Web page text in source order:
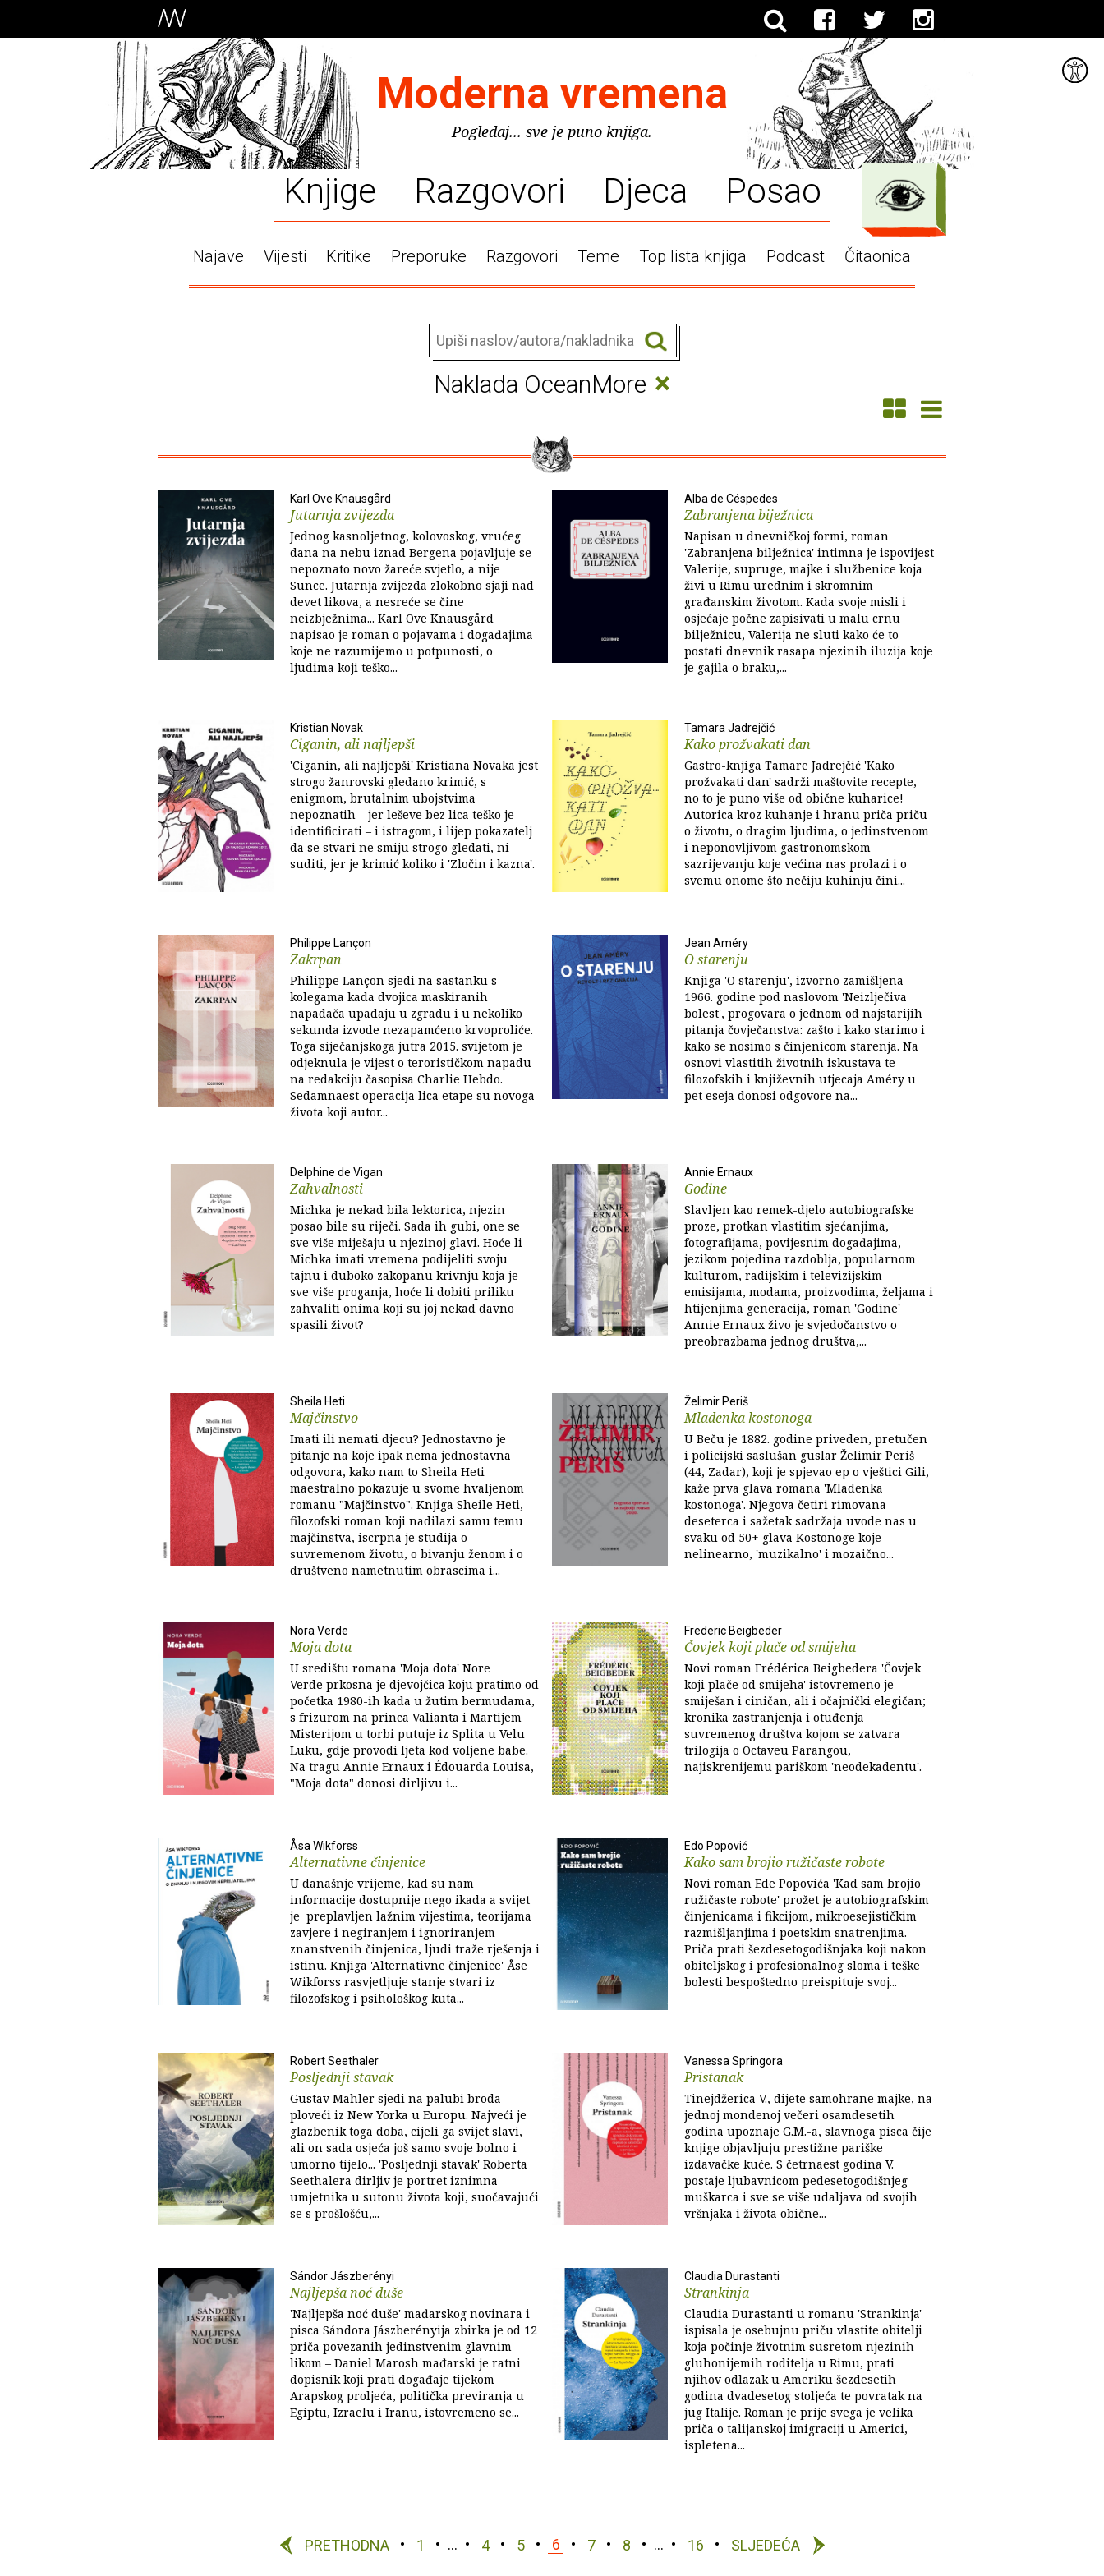
Moderna vremena
Pogledaj... sve je puno knjiga.
Knjige Razgovori Djeca Posao
Najave Vijesti Kritike Preporuke Razgovori Teme Top lista knjiga Podcast Čitaonica
Naklada OceanMore ×
Karl Ove Knausgård
Jutarnja zvijezda
Jednog kasnoljetnog, kolovoskog, vrućeg
dana na nebu iznad Bergena pojavljuje se
nepoznato novo žareće svjetlo, a nije
Sunce. Jutarnja zvijezda zlokobno sjaji nad
devet likova, a nesreće se čine
neizbježnima... Karl Ove Knausgård
napisao je roman o pojavama i događajima
koje ne razumijemo u potpunosti, o
ljudima koji teško...
Alba de Céspedes
Zabranjena biježnica
Napisan u dnevničkoj formi, roman
'Zabranjena bilježnica' intimna je ispovijest
Valerije, supruge, majke i službenice koja
živi u Rimu urednim i skromnim
građanskim životom. Kada svoje misli i
osjećaje počne zapisivati u malu crnu
bilježnicu, Valerija ne sluti kako će to
postati dnevnik rasapa njezinih iluzija koje
je gajila o braku,...
Kristian Novak
Ciganin, ali najljepši
'Ciganin, ali najljepši' Kristiana Novaka jest
strogo žanrovski gledano krimić, s
enigmom, brutalnim ubojstvima
nepoznatih – jer leševe bez lica teško je
identificirati – i istragom, i lijep pokazatelj
da se stvari ne smiju strogo gledati, ni
suditi, jer je krimić koliko i 'Zločin i kazna'.
Tamara Jadrejčić
Kako prožvakati dan
Gastro-knjiga Tamare Jadrejčić 'Kako
prožvakati dan' sadrži maštovite recepte,
no to je puno više od obične kuharice!
Autorica kroz kuhanje i hranu priča priču
o životu, o dragim ljudima, o jedinstvenom
i neponovljivom gastronomskom
sazrijevanju koje većina nas prolazi i o
svemu onome što nečiju kuhinju čini...
Philippe Lançon
Zakrpan
Philippe Lançon sjedi na sastanku s
kolegama kada dvojica maskiranih
napadača upadaju u zgradu i u nekoliko
sekunda izvode nezapamćeno krvoproliće.
Toga siječanjskoga jutra 2015. svijetom je
odjeknula je vijest o terorističkom napadu
na redakciju časopisa Charlie Hebdo.
Sedamnaest operacija lica etape su novoga
života koji autor...
Jean Améry
O starenju
Knjiga 'O starenju', izvorno zamišljena
1966. godine pod naslovom 'Neizlječiva
bolest', progovara o jednom od najstarijih
pitanja čovječanstva: zašto i kako starimo i
kako se nosimo s činjenicom starenja. Na
osnovi vlastitih životnih iskustava te
filozofskih i književnih utjecaja Améry u
pet eseja donosi odgovore na...
Delphine de Vigan
Zahvalnosti
Michka je nekad bila lektorica, njezin
posao bile su riječi. Sada ih gubi, one se
sve više miješaju u njezinoj glavi. Hoće li
Michka imati vremena podijeliti svoju
tajnu i duboko zakopanu krivnju koja je
sve više proganja, hoće li dobiti priliku
zahvaliti onima koji su joj nekad davno
spasili život?
Annie Ernaux
Godine
Slavljen kao remek-djelo autobiografske
proze, protkan vlastitim sjećanjima,
fotografijama, povijesnim događajima,
jezikom pojedina razdoblja, popularnom
kulturom, radijskim i televizijskim
emisijama, modama, proizvodima, željama i
htijenjima generacija, roman 'Godine'
Annie Ernaux živo je svjedočanstvo o
preobrazbama jednog društva,...
Sheila Heti
Majčinstvo
Imati ili nemati djecu? Jednostavno je
pitanje na koje ipak nema jednostavna
odgovora, kako nam to Sheila Heti
maestralno pokazuje u svome hvaljenom
romanu "Majčinstvo". Knjiga Sheile Heti,
filozofski roman koji nadilazi samu temu
majčinstva, iscrpna je studija o
suvremenom životu, o bivanju ženom i o
društveno nametnutim obrascima i...
Želimir Periš
Mladenka kostonoga
U Beču je 1882. godine priveden, pretučen
i policijski saslušan guslar Želimir Periš
(44, Zadar), koji je spjevao ep o vještici Gili,
kaže prva glava romana 'Mladenka
kostonoga'. Njegova četiri rimovana
deseterca i sažetak sadržaja uvode nas u
svaku od 50+ glava Kostonoge koje
nelinearno, 'muzikalno' i mozaično...
Nora Verde
Moja dota
U središtu romana 'Moja dota' Nore
Verde prkosna je djevojčica koju pratimo od
početka 1980-ih kada u žutim bermudama,
s frizurom na princa Valianta i Martijem
Misterijom u torbi putuje iz Splita u Velu
Luku, gdje provodi ljeta kod voljene babe.
Na tragu Annie Ernaux i Édouarda Louisa,
"Moja dota" donosi dirljivu i...
Frederic Beigbeder
Čovjek koji plače od smijeha
Novi roman Frédérica Beigbedera 'Čovjek
koji plače od smijeha' istovremeno je
smiješan i ciničan, ali i očajnički elegičan;
kronika zastranjenja i otuđenja
suvremenog društva kojom se zatvara
trilogija o Octaveu Parangou,
najiskrenijemu pariškom 'neodekadentu'.
Åsa Wikforss
Alternativne činjenice
U današnje vrijeme, kad su nam
informacije dostupnije nego ikada a svijet
je preplavljen lažnim vijestima, teorijama
zavjere i negiranjem i ignoriranjem
znanstvenih činjenica, ljudi traže rješenja i
istinu. Knjiga 'Alternativne činjenice' Åse
Wikforss rasvjetljuje stanje stvari iz
filozofskog i psihološkog kuta...
Edo Popović
Kako sam brojio ružičaste robote
Novi roman Ede Popovića 'Kad sam brojio
ružičaste robote' prožet je autobiografskim
činjenicama i fikcijom, mikroesejističkim
razmišljanjima i poetskim snatrenjima.
Priča prati šezdesetogodišnjaka koji nakon
obiteljskog i profesionalnog sloma i teške
bolesti bespoštedno preispituje svoj...
Robert Seethaler
Posljednji stavak
Gustav Mahler sjedi na palubi broda
ploveći iz New Yorka u Europu. Najveći je
glazbenik toga doba, cijeli ga svijet slavi,
ali on sada osjeća još samo svoje bolno i
umorno tijelo... 'Posljednji stavak' Roberta
Seethalera dirljiv je portret iznimna
umjetnika u sutonu života koji, suočavajući
se s prošlošću,...
Vanessa Springora
Pristanak
Tinejdžerica V., dijete samohrane majke, na
jednoj mondenoj večeri osamdesetih
godina upoznaje G.M.-a, slavnoga pisca čije
knjige objavljuju prestižne pariške
izdavačke kuće. S četrnaest godina V.
postaje ljubavnicom pedesetogodišnjeg
muškarca i sve se više udaljava od svojih
vršnjaka i života obične...
Sándor Jászberényi
Najljepša noć duše
'Najljepša noć duše' mađarskog novinara i
pisca Sándora Jászberényija zbirka je od 12
priča povezanih jedinstvenim glavnim
likom – Daniel Marosh mađarski je ratni
dopisnik koji prati događaje tijekom
Arapskog proljeća, politička previranja u
Egiptu, Izraelu i Iranu, istovremeno se...
Claudia Durastanti
Strankinja
Claudia Durastanti u romanu 'Strankinja'
ispisala je osebujnu priču vlastite obitelji
koja počinje životnim susretom njezinih
gluhonijemih roditelja u Rimu, prati
njihov odlazak u Ameriku šezdesetih
godina dvadesetog stoljeća te povratak na
jug Italije. Roman je prije svega je velika
priča o talijanskoj imigraciji u Americi,
ispletena...
PRETHODNA 1 … 4 5 6 7 8 … 16 SLJEDEĆA